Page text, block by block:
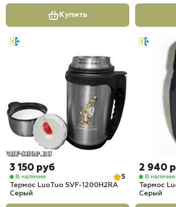
Купить
3 150 руб
В наличии
5
Термос LuoTuo SVF-1200H2RA
Серый
2 940
В наличии
Термос
Серый